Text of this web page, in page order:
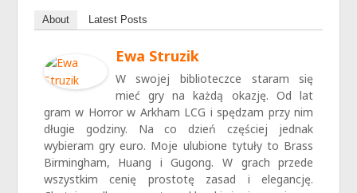
About Latest Posts
Ewa Struzik
W swojej biblioteczce staram się
mieć gry na każdą okazję. Od lat
gram w Horror w Arkham LCG i spędzam przy nim
długie godziny. Na co dzień częściej jednak
wybieram gry euro. Moje ulubione tytuły to Brass
Birmingham, Huang i Gugong. W grach przede
wszystkim cenię prostotę zasad i elegancję.